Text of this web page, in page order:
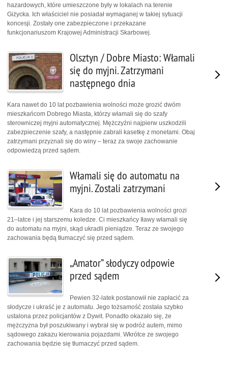
hazardowych, które umieszczone były w lokalach na terenie
Giżycka. Ich właściciel nie posiadał wymaganej w takiej sytuacji
koncesji. Zostały one zabezpieczone i przekazane
funkcjonariuszom Krajowej Administracji Skarbowej.
Olsztyn / Dobre Miasto: Włamali
się do myjni. Zatrzymani
następnego dnia
Kara nawet do 10 lat pozbawienia wolności może grozić dwóm
mieszkańcom Dobrego Miasta, którzy włamali się do szafy
sterowniczej myjni automatycznej. Mężczyźni najpierw uszkodzili
zabezpieczenie szafy, a następnie zabrali kasetkę z monetami. Obaj
zatrzymani przyznali się do winy – teraz za swoje zachowanie
odpowiedzą przed sądem.
Włamali się do automatu na
myjni. Zostali zatrzymani
Kara do 10 lat pozbawienia wolności grozi
21–latce i jej starszemu koledze. Ci mieszkańcy Iławy włamali się
do automatu na myjni, skąd ukradli pieniądze. Teraz ze swojego
zachowania będą tłumaczyć się przed sądem.
„Amator” słodyczy odpowie
przed sądem
Pewien 32-latek postanowił nie zapłacić za
słodycze i ukraść je z automatu. Jego tożsamość została szybko
ustalona przez policjantów z Dywit. Ponadto okazało się, że
mężczyzna był poszukiwany i wybrał się w podróż autem, mimo
sądowego zakazu kierowania pojazdami. Wkrótce ze swojego
zachowania będzie się tłumaczyć przed sądem.